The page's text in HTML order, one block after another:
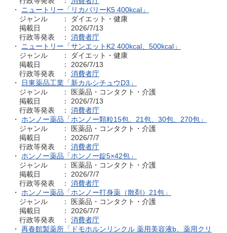
・ ニュートリー「リカバリーK5 400kcal」
ジャンル ： ダイエット・健康
掲載日 ： 2026/7/13
行政等発表 ： 消費者庁
・ ニュートリー「サンエットK2 400kcal、500kcal」
ジャンル ： ダイエット・健康
掲載日 ： 2026/7/13
行政等発表 ： 消費者庁
・
日東薬品工業「新カルシチュウD3」
ジャンル ： 医薬品・コンタクト・介護
掲載日 ： 2026/7/13
行政等発表 ： 消費者庁
・ ホンノー薬品「ホンノー顆粒15包、21包、30包、270包」
ジャンル ： 医薬品・コンタクト・介護
掲載日 ： 2026/7/7
行政等発表 ： 消費者庁
・ ホンノー薬品「ホンノー錠5×42包」
ジャンル ： 医薬品・コンタクト・介護
掲載日 ： 2026/7/7
行政等発表 ： 消費者庁
・ ホンノー薬品「ホンノー打身薬（散剤）21包」
ジャンル ： 医薬品・コンタクト・介護
掲載日 ： 2026/7/7
行政等発表 ： 消費者庁
・ 再春館製薬所「ドモホルンリンクル 薬用美容液b、薬用クリ